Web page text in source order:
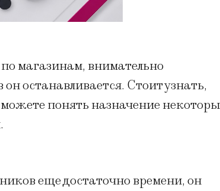
магазинам, внимательно
останавливается. Стоит узнать,
можете понять назначение
еще достаточно времени, он